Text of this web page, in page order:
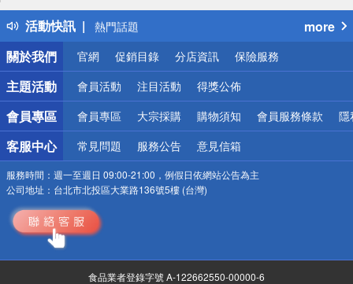
活動快訊
得獎公告
熱門話題
銀行優惠
偏遠地區配送
詐騙網頁！請小心！
more
關於我們
官網 促銷目錄 分店資訊 保險服務
主題活動 會員活動 注目活動 得獎公佈
會員專區 會員專區 大宗採購 購物須知 會員服務條款 隱
客服中心 常見問題 服務公告 意見信箱
服務時間： 週一至週日 09:00-21:00，例假日依網站公告為主
公司地址： 台北市北投區大業路136號5樓 (台灣)
食品業者登錄字號 A-122662550-00000-6